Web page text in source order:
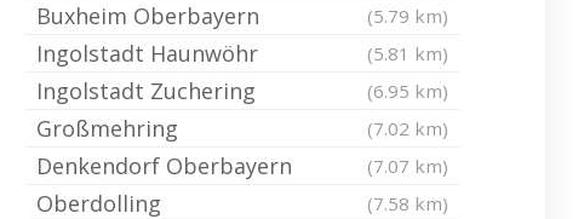
Buxheim Oberbayern (5.79 km)
Ingolstadt Haunwöhr (5.81 km)
Ingolstadt Zuchering (6.95 km)
Großmehring (7.02 km)
Denkendorf Oberbayern (7.07 km)
Oberdolling (7.58 km)